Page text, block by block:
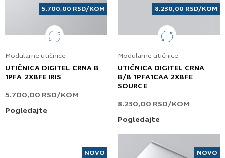
5.700,00 RSD/KOM
Modularne utičnice
UTIČNICA DIGITEL CRNA B
1PFA 2XBFE IRIS
5.700,00 RSD/KOM
Pogledajte
8.230,00 RSD/KOM
Modularne utičnice
UTIČNICA DIGITEL CRNA
B/B 1PFA1CAA 2XBFE
SOURCE
8.230,00 RSD/KOM
Pogledajte
NOVO NOVO